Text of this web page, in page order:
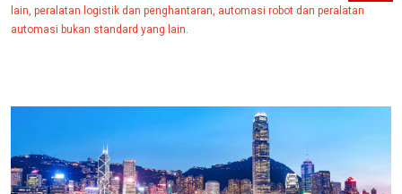
lain, peralatan logistik dan penghantaran, automasi robot dan peralatan
automasi bukan standard yang lain.